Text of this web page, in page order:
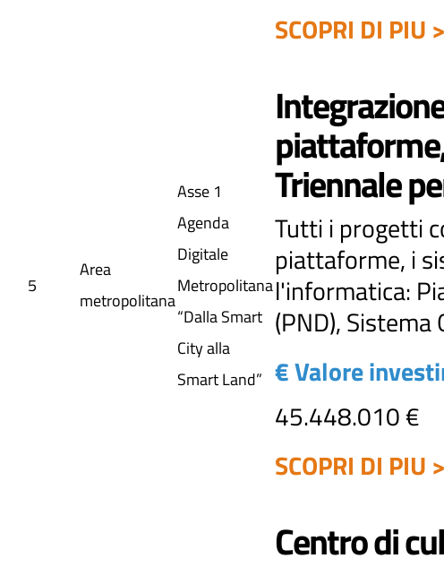
SCOPRI DI PIU >
5
Area
metropolitana
Asse 1
Agenda
Digitale
Metropolitana
“Dalla Smart
City alla
Smart Land”
Triennale
Tutti i progetti
piattaforme, i
l'informatica:
(PND),
€ Valore
45.448.010 €
SCOPRI DI PIU >
Centro di